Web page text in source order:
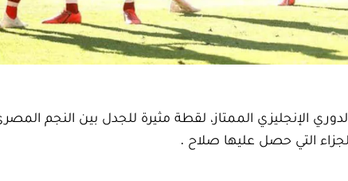
كارديف سيتي وليفربول بالجولة الـ35 من الدوري الإنجليزي الممتاز، لقطة مثيرة للجدل بين
التي حصل عليها صلاح .